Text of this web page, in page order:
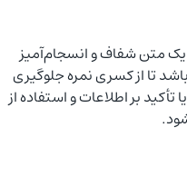
یک متن شفاف و انسجام‌آمیز
تا از کسری نمره جلوگیری
بر اطلاعات و استفاده از